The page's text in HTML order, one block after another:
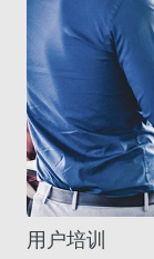
用户培训